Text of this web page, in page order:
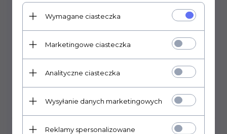
mocowanie na wcisk
Uwaga. Gałki mogą posiadać delikatne zarysowania.
OPINIE KLIENTÓW
Wymagane ciasteczka
Marketingowe ciasteczka
Analityczne ciasteczka
Wysyłanie danych marketingowych
Reklamy spersonalizowane